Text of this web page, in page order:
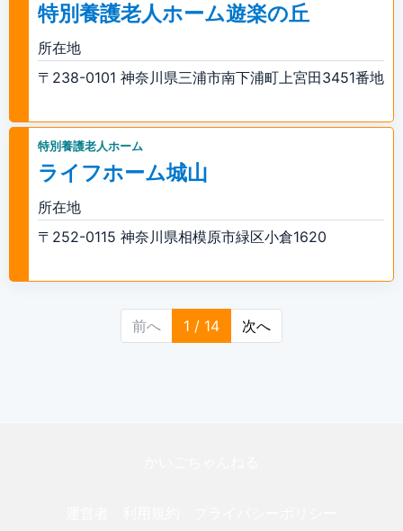
特別養護老人ホーム遊楽の丘
所在地
〒238-0101 神奈川県三浦市南下浦町上宮田3451番地
特別養護老人ホーム
ライフホーム城山
所在地
〒252-0115 神奈川県相模原市緑区小倉1620
前へ 1 / 14 次へ